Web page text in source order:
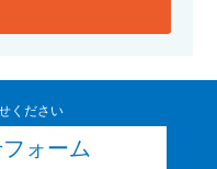
ください
ォーム